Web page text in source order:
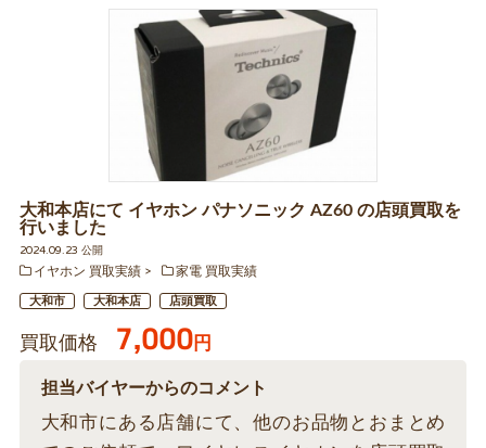
大和本店にて イヤホン パナソニック AZ60 の店頭買取を
行いました
2024.09.23 公開
イヤホン 買取実績
家電 買取実績
大和市 大和本店 店頭買取
買取価格 7,000円
担当バイヤーからのコメント
大和市にある店舗にて、他のお品物とおまとめ